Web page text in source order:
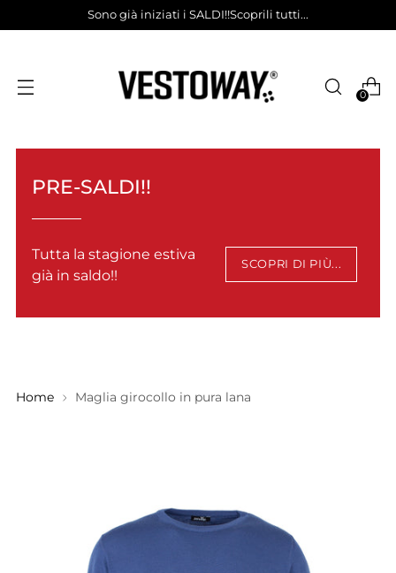
Sono già iniziati i SALDI!!Scoprili tutti...
0
PRE-SALDI!!
Tutta la stagione estiva
già in saldo!!
SCOPRI DI PIÙ...
Home Maglia girocollo in pura lana